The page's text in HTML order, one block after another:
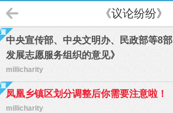
《议论纷纷》
中央宣传部、中央文明办、民政部等8
发展志愿服务组织的意见》
millicharity
凤凰乡镇区划分调整后你需要注意啦！
millicharity